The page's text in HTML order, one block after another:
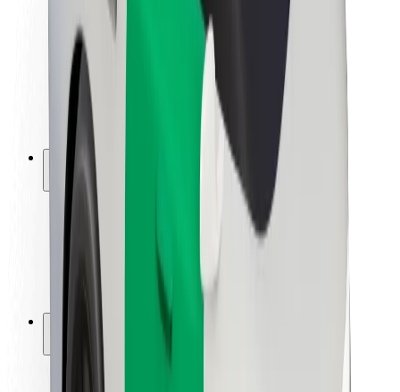
Ledelse
Merkevare
Media
Urban Fund
Sikkerhet
Sikkerhet for passasjer
Sjåførsikkerhet
Sikkerhet for sparkesykler
Sikkerhetslab
Steder